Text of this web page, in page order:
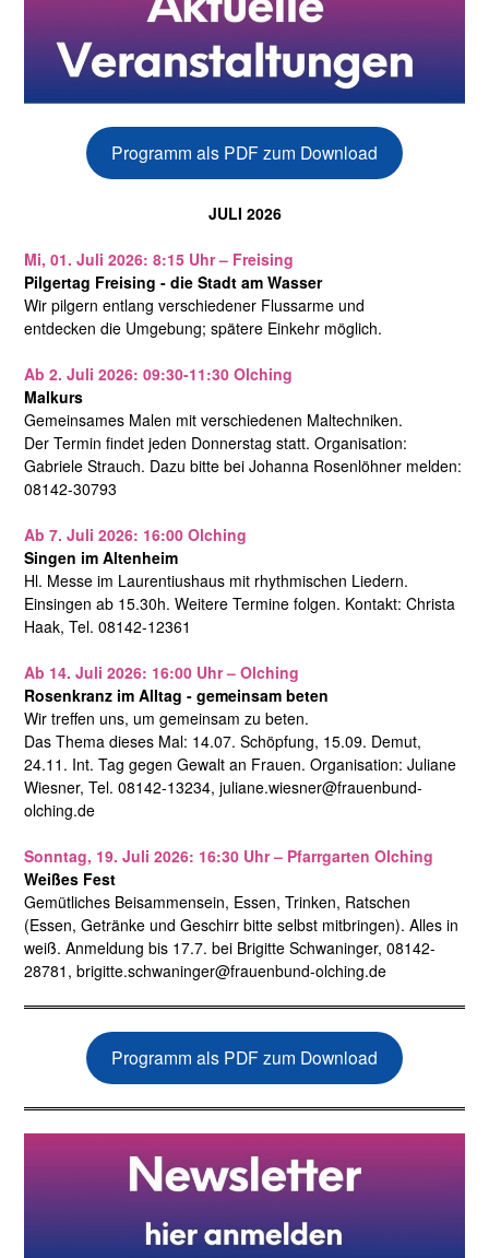
Programm als PDF zum Download
JULI 2026
Mi, 01. Juli 2026: 8:15 Uhr – Freising
Pilgertag Freising - die Stadt am Wasser
Wir pilgern entlang verschiedener Flussarme und
entdecken die Umgebung; spätere Einkehr möglich.
Ab 2. Juli 2026: 09:30-11:30 Olching
Malkurs
Gemeinsames Malen mit verschiedenen Maltechniken.
Der Termin findet jeden Donnerstag statt. Organisation:
Gabriele Strauch. Dazu bitte bei Johanna Rosenlöhner melden:
08142-30793
Ab 7. Juli 2026: 16:00 Olching
Singen im Altenheim
Hl. Messe im Laurentiushaus mit rhythmischen Liedern.
Einsingen ab 15.30h. Weitere Termine folgen. Kontakt: Christa
Haak, Tel. 08142-12361
Ab 14. Juli 2026: 16:00 Uhr – Olching
Rosenkranz im Alltag - gemeinsam beten
Wir treffen uns, um gemeinsam zu beten.
Das Thema dieses Mal: 14.07. Schöpfung, 15.09. Demut,
24.11. Int. Tag gegen Gewalt an Frauen. Organisation: Juliane
Wiesner, Tel. 08142-13234, juliane.wiesner@frauenbund-
olching.de
Sonntag, 19. Juli 2026: 16:30 Uhr – Pfarrgarten Olching
Weißes Fest
Gemütliches Beisammensein, Essen, Trinken, Ratschen
(Essen, Getränke und Geschirr bitte selbst mitbringen). Alles in
weiß. Anmeldung bis 17.7. bei Brigitte Schwaninger, 08142-
28781, brigitte.schwaninger@frauenbund-olching.de
Programm als PDF zum Download